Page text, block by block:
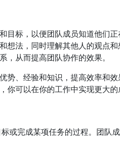
目标，以便团队成员知道他们
想法，同时理解其他人的观点
从而提高团队协作的效果。
势、经验和知识，提高效率和
可以在你的工作中实现更大的
或完成某项任务的过程。团队